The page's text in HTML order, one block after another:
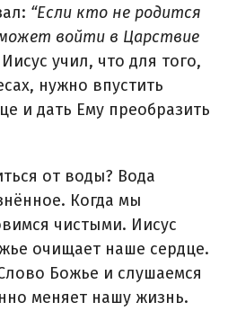
“Если кто не родится
войти в Царствие
учил, что для того,
нужно впустить
и дать Ему преобразить
от воды? Вода
Когда мы
чистыми. Иисус
очищает наше сердце.
Божье и слушаемся
меняет нашу жизнь.